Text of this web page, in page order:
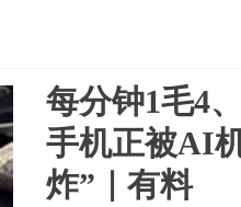
每分钟1毛4
手机正被AI
炸”｜有料